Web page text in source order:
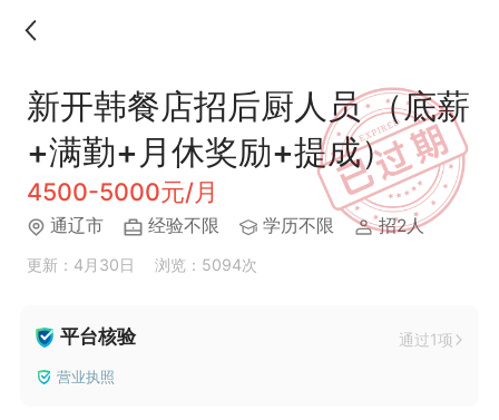
新开韩餐店招后厨人员 （底薪
+满勤+月休奖励+提成）
4500-5000元/月
通辽市 经验不限 学历不限 招2人
更新：4月30日 浏览：5094次
平台核验 通过1项
营业执照